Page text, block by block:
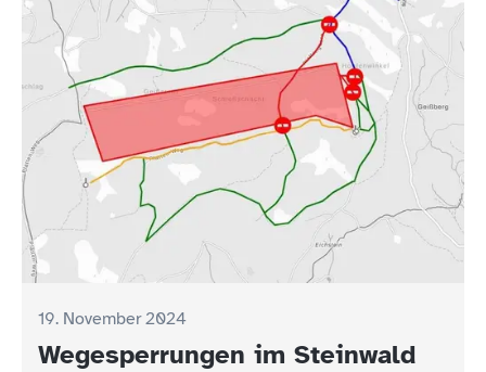
19. November 2024
Wegesperrungen im Steinwald